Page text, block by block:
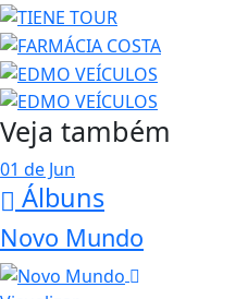
Veja também
01 de Jun
Álbuns
Novo Mundo